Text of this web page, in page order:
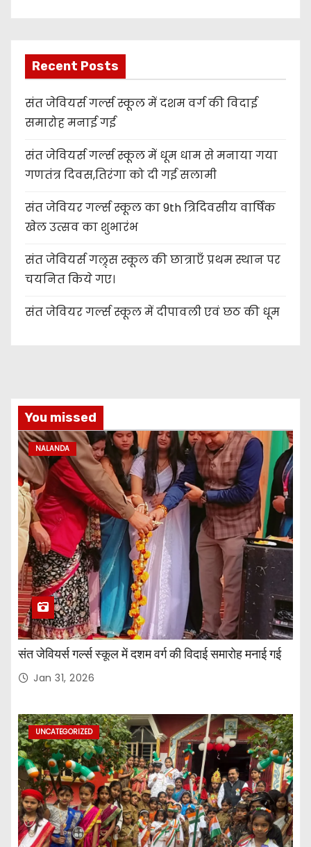
Recent Posts
संत जेवियर्स गर्ल्स स्कूल में दशम वर्ग की विदाई
समारोह मनाई गई
संत जेवियर्स गर्ल्स स्कूल में धूम धाम से मनाया गया
गणतंत्र दिवस,तिरंगा को दी गई सलामी
संत जेवियर गर्ल्स स्कूल का 9th त्रिदिवसीय वार्षिक
खेल उत्सव का शुभारंभ
संत जेवियर्स गल्र्स स्कूल की छात्र‌ाएँ प्रथम स्थान पर
चयनित किये गए।
संत जेवियर गर्ल्स स्कूल में दीपावली एवं छठ की धूम
You missed
NALANDA
संत जेवियर्स गर्ल्स स्कूल में दशम वर्ग की विदाई समारोह मनाई गई
Jan 31, 2026
UNCATEGORIZED